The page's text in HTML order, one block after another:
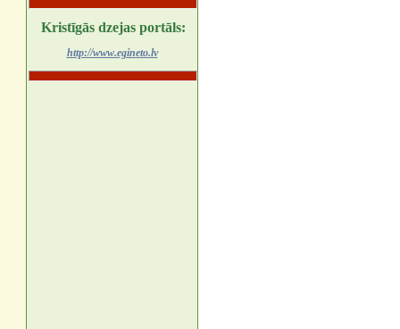
Kristīgās dzejas portāls:
http://www.egineto.lv